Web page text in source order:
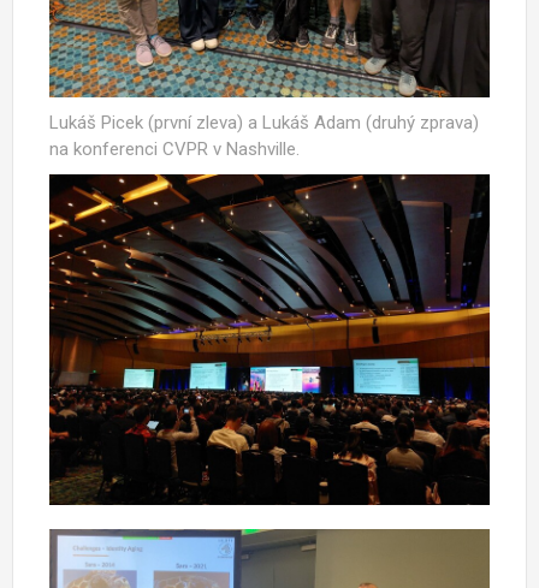
Lukáš Picek (první zleva) a Lukáš Adam (druhý zprava)
na konferenci CVPR v Nashville.